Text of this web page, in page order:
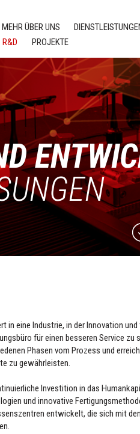
MEHR ÜBER UNS
R&D
PROJEKTE
in eine Industrie, in der Innovation
für einen besseren Service zu
Phasen vom Prozess und
zu gewährleisten.
Investition in das
und innovative
entwickelt, die sich mit